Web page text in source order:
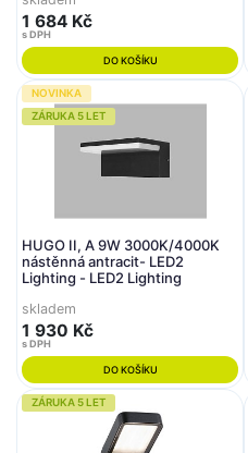
1 684 Kč
s DPH
DO KOŠÍKU
NOVINKA
ZÁRUKA 5 LET
HUGO II, A 9W 3000K/4000K
nástěnná antracit- LED2
Lighting - LED2 Lighting
skladem
1 930 Kč
s DPH
DO KOŠÍKU
ZÁRUKA 5 LET